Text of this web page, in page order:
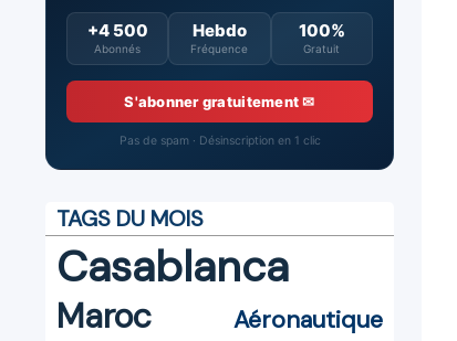
+4 500
Abonnés
Hebdo
Fréquence
100%
Gratuit
S'abonner gratuitement ✉
Pas de spam · Désinscription en 1 clic
TAGS DU MOIS
Casablanca
Maroc
Aéronautique